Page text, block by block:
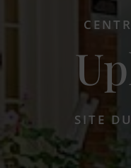
SITE